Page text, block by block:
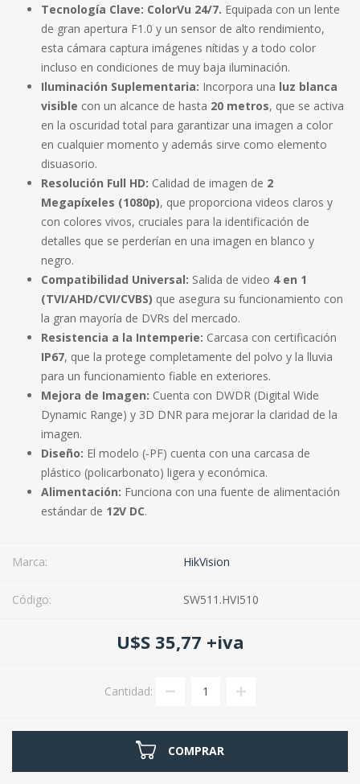
Tecnología Clave: ColorVu 24/7. Equipada con un lente
de gran apertura F1.0 y un sensor de alto rendimiento,
esta cámara captura imágenes nítidas y a todo color
incluso en condiciones de muy baja iluminación.
Iluminación Suplementaria: Incorpora una luz blanca
visible con un alcance de hasta 20 metros, que se activa
en la oscuridad total para garantizar una imagen a color
en cualquier momento y además sirve como elemento
disuasorio.
Resolución Full HD: Calidad de imagen de 2
Megapíxeles (1080p), que proporciona videos claros y
con colores vivos, cruciales para la identificación de
detalles que se perderían en una imagen en blanco y
negro.
Compatibilidad Universal: Salida de video 4 en 1
(TVI/AHD/CVI/CVBS) que asegura su funcionamiento con
la gran mayoría de DVRs del mercado.
Resistencia a la Intemperie: Carcasa con certificación
IP67, que la protege completamente del polvo y la lluvia
para un funcionamiento fiable en exteriores.
Mejora de Imagen: Cuenta con DWDR (Digital Wide
Dynamic Range) y 3D DNR para mejorar la claridad de la
imagen.
Diseño: El modelo (-PF) cuenta con una carcasa de
plástico (policarbonato) ligera y económica.
Alimentación: Funciona con una fuente de alimentación
estándar de 12V DC.
Marca: HikVision
Código: SW511.HVI510
U$S 35,77 +iva
Cantidad:
COMPRAR